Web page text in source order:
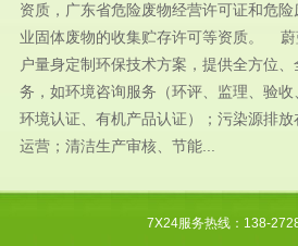
资质，广东省危险废物经营许可证和危
业固体废物的收集贮存许可等资质。
户量身定制环保技术方案，提供全方位
务，如环境咨询服务（环评、监理、验收
环境认证、有机产品认证）；污染源排
运营；清洁生产审核、节能...
7X24服务热线：138-